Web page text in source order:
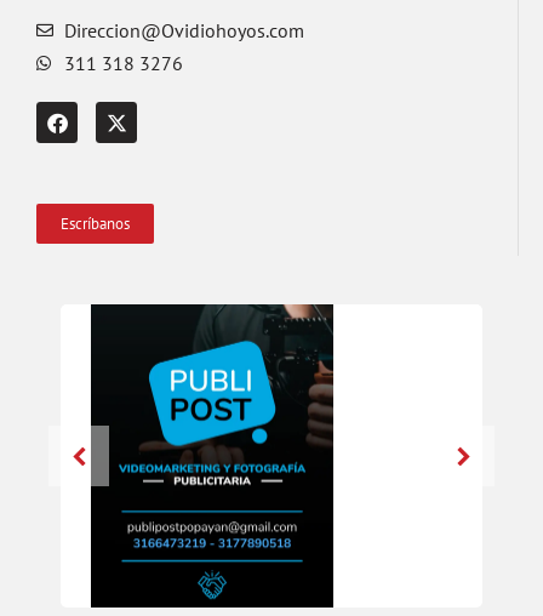
Direccion@Ovidiohoyos.com
311 318 3276
Escríbanos